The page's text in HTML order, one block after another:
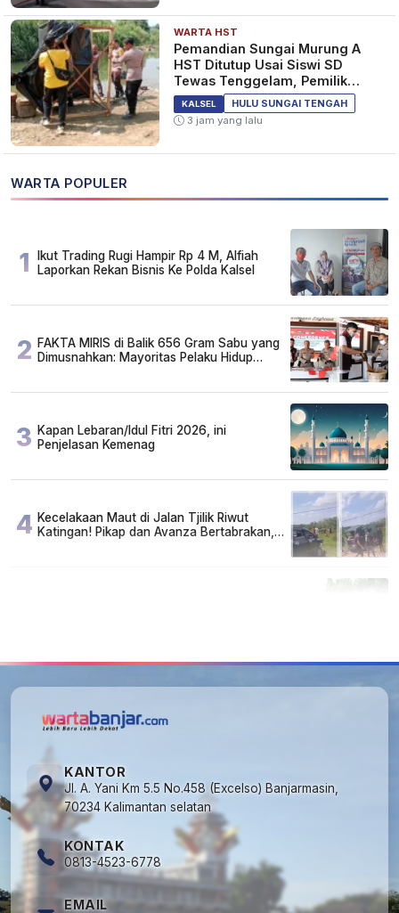
WARTA HST
Pemandian Sungai Murung A
HST Ditutup Usai Siswi SD
Tewas Tenggelam, Pemilik
Lahan Diperiksa Polisi
KALSEL
HULU SUNGAI TENGAH
3 jam yang lalu
WARTA POPULER
1
Ikut Trading Rugi Hampir Rp 4 M, Alfiah
Laporkan Rekan Bisnis Ke Polda Kalsel
2 FAKTA MIRIS di Balik 656 Gram Sabu yang
Dimusnahkan: Mayoritas Pelaku Hidup
3 Kapan Lebaran/Idul Fitri 2026, ini
Penjelasan Kemenag
4 Kecelakaan Maut di Jalan Tjilik Riwut
Katingan! Pikap dan Avanza Bertabrakan,
KANTOR
Jl. A. Yani Km 5.5 No.458 (Excelso) Banjarmasin,
70234 Kalimantan selatan
KONTAK
0813-4523-6778
EMAIL